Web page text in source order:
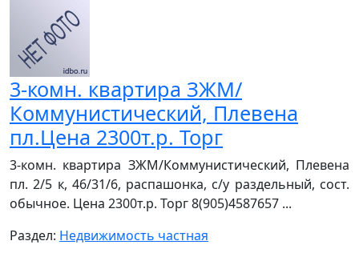
3-комн. квартира ЗЖМ/
Коммунистический, Плевена
пл.Цена 2300т.р. Торг
3-комн. квартира ЗЖМ/Коммунистический, Плевена
пл. 2/5 к, 46/31/6, распашонка, с/у раздельный, сост.
обычное. Цена 2300т.р. Торг 8(905)4587657 ...
Раздел: Недвижимость частная